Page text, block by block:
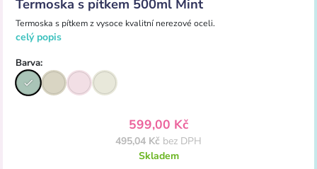
Termoska s pítkem 500ml Mint
Termoska s pítkem z vysoce kvalitní nerezové oceli.
celý popis
Barva:
599,00 Kč
495,04 Kč bez DPH
Skladem